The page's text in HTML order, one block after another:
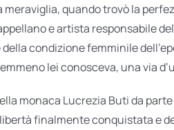
quando trovò la
e artista responsabile
condizione femminile
lei conosceva, una via
monaca Lucrezia Buti da
finalmente conquistata e